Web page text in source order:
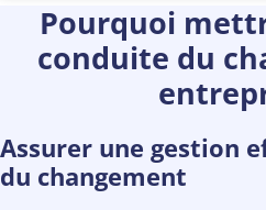
Pourquoi
conduite du
Assurer une gestion
du changement